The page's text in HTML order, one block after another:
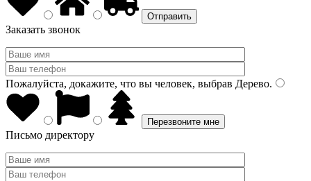
Заказать звонок
Пожалуйста, докажите, что вы человек, выбрав Дерево.
Письмо директору